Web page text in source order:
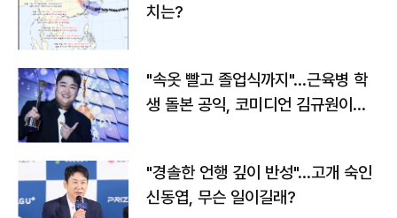
치는?
"속옷 빨고 졸업식까지"…근육병 학
생 돌본 공익, 코미디언 김규원이었
"경솔한 언행 깊이 반성"…고개 숙인
신동엽, 무슨 일이길래?